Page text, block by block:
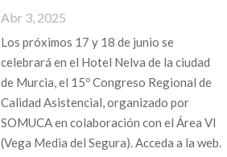
Abr 3, 2025
Los próximos 17 y 18 de junio se
celebrará en el Hotel Nelva de la ciudad
de Murcia, el 15º Congreso Regional de
Calidad Asistencial, organizado por
SOMUCA en colaboración con el Área VI
(Vega Media del Segura). Acceda a la web.